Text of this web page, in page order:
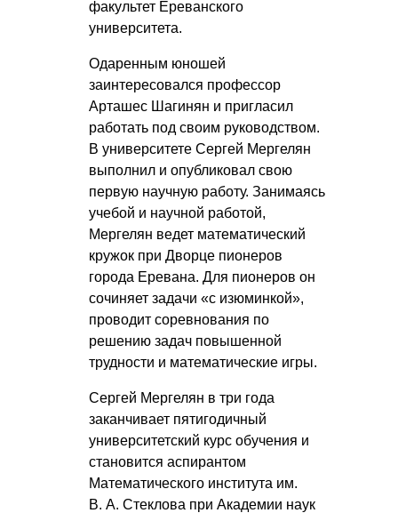
факультет Ереванского
университета.
Одаренным юношей
заинтересовался профессор
Арташес Шагинян и пригласил
работать под своим руководством.
В университете Сергей Мергелян
выполнил и опубликовал свою
первую научную работу. Занимаясь
учебой и научной работой,
Мергелян ведет математический
кружок при Дворце пионеров
города Еревана. Для пионеров он
сочиняет задачи «с изюминкой»,
проводит соревнования по
решению задач повышенной
трудности и математические игры.
Сергей Мергелян в три года
заканчивает пятигодичный
университетский курс обучения и
становится аспирантом
Математического института им.
В. А. Стеклова при Академии наук